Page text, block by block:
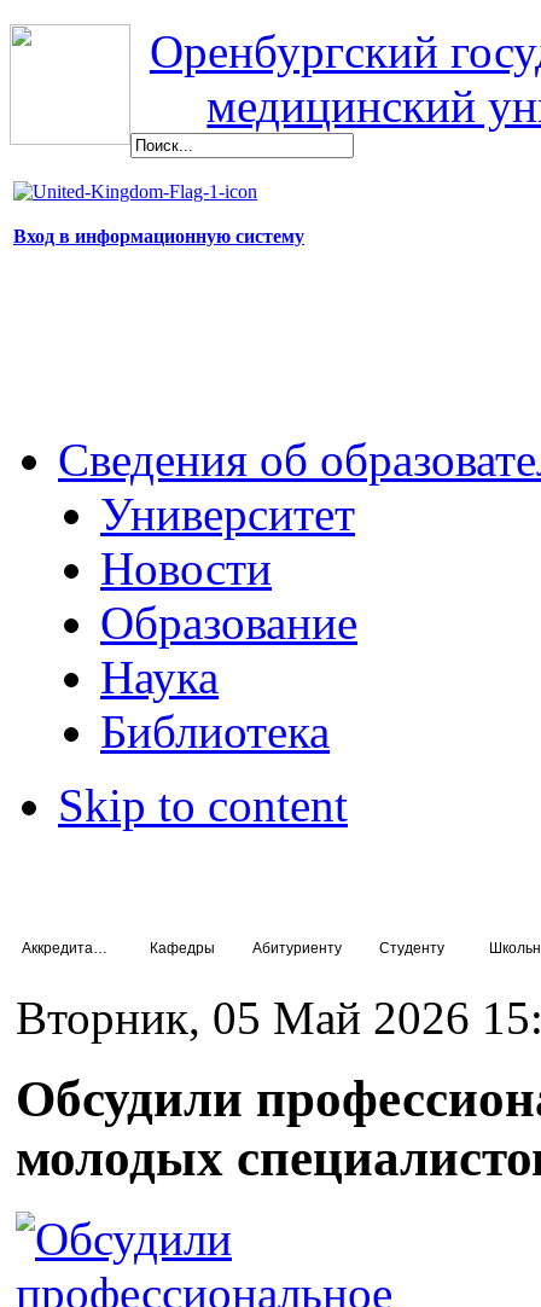
Оренбургский
медицинский
Вход в информационную систему
Сведения об
Университет
Новости
Образование
Наука
Библиотека
Skip to content
Кафедры Абитуриенту Студенту
Вторник, 05 Май 2026
Обсудили
молодых